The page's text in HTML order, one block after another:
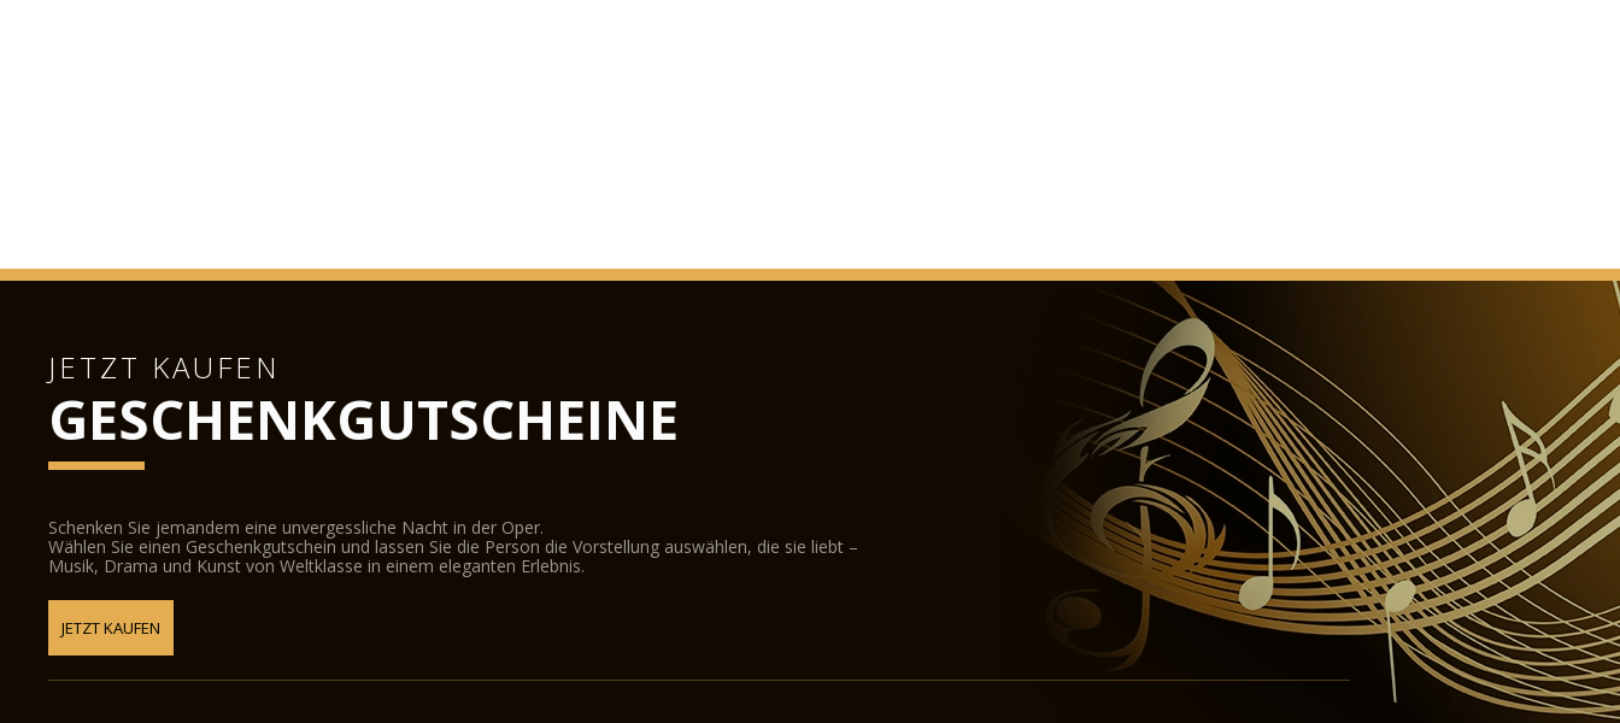
JETZT KAUFEN
GESCHENKGUTSCHEINE
Schenken Sie jemandem eine unvergessliche Nacht in der Oper.
Wählen Sie einen Geschenkgutschein und lassen Sie die Person die Vorstellung auswählen, die sie liebt –
Musik, Drama und Kunst von Weltklasse in einem eleganten Erlebnis.
JETZT KAUFEN